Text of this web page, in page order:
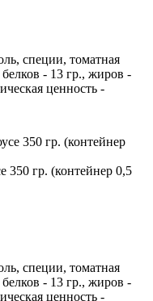
специи, томатная
- 13 гр., жиров -
ценность -
350 гр. (контейнер 0,5
специи, томатная
- 13 гр., жиров -
ценность -